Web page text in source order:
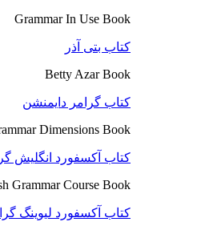
Grammar In Use Book
کتاب بتی آذر
Betty Azar Book
کتاب گرامر دایمنشن
Dimensions Book
کتاب آکسفورد انگلیش
Grammar Course Book
کتاب آکسفورد لیوینگ